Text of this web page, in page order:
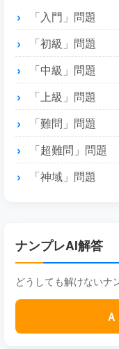
「入門」問題
「初級」問題
「中級」問題
「上級」問題
「難問」問題
「超難問」問題
「神域」問題
ナンプレAI解答
どうしても解けないナ